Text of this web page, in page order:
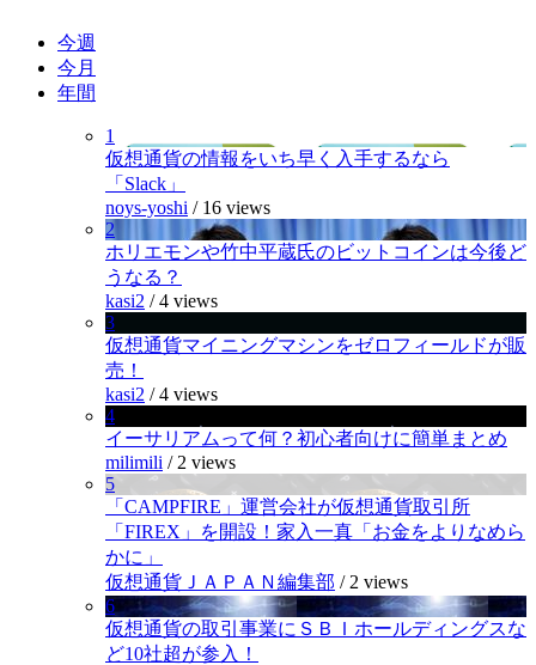
今週
今月
年間
1
仮想通貨の情報をいち早く入手するなら
「Slack」
noys-yoshi / 16 views
2
ホリエモンや竹中平蔵氏のビットコインは今後ど
うなる？
kasi2 /4 views
3
仮想通貨マイニングマシンをゼロフィールドが販
売！
kasi2 /4 views
4
イーサリアムって何？初心者向けに簡単まとめ
milimili / 2 views
5
「CAMPFIRE」運営会社が仮想通貨取引所
「FIREX」を開設！家入一真「お金をよりなめら
かに」
仮想通貨ＪＡＰＡＮ編集部 / 2 views
6
仮想通貨の取引事業にＳＢＩホールディングスな
ど10社超が参入！